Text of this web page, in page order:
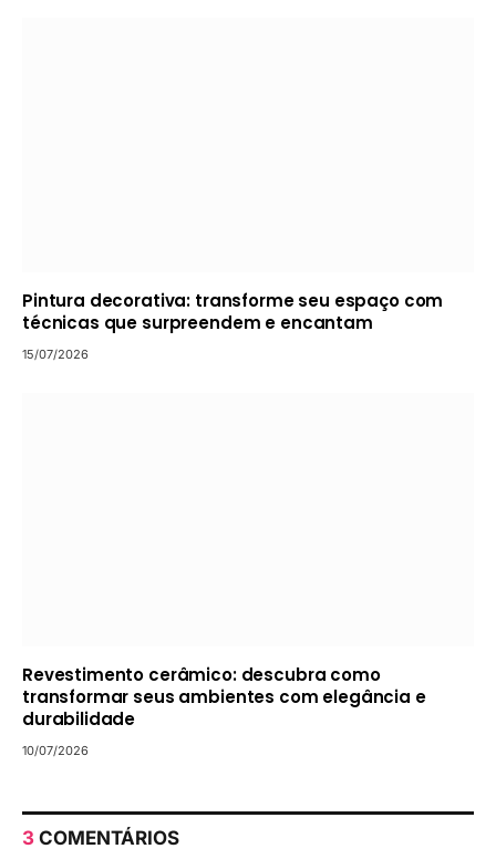
Pintura decorativa: transforme seu espaço com
técnicas que surpreendem e encantam
15/07/2026
Revestimento cerâmico: descubra como
transformar seus ambientes com elegância e
durabilidade
10/07/2026
3 COMENTÁRIOS